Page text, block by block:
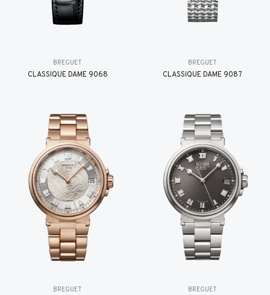
BREGUET
CLASSIQUE DAME 9068
BREGUET
CLASSIQUE DAME 9087
BREGUET BREGUET